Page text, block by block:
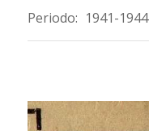
Periodo: 1941-1944